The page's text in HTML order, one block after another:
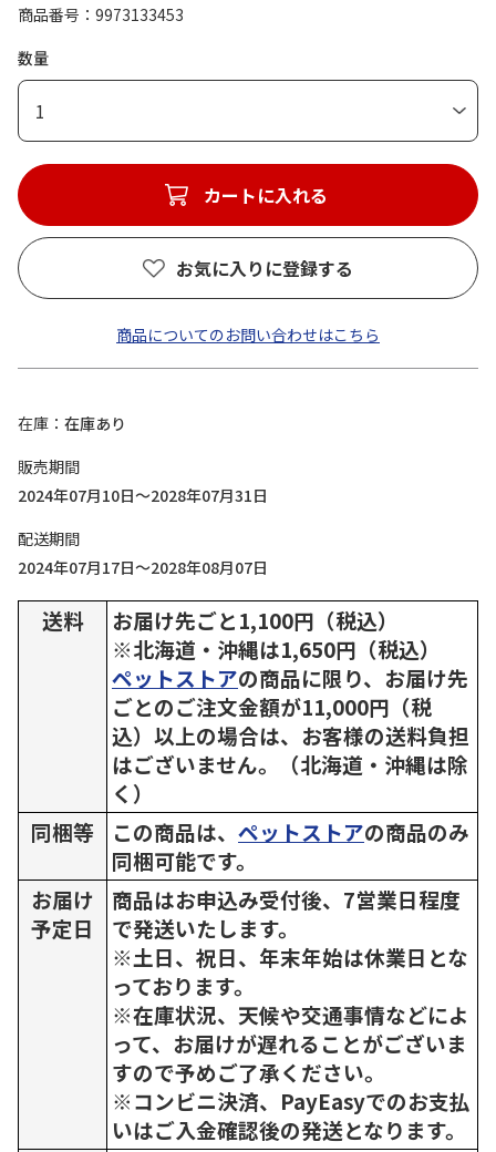
商品番号
9973133453
数量
1
カートに入れる
お気に入りに登録する
商品についてのお問い合わせはこちら
在庫
在庫あり
販売期間
2024年07月10日～2028年07月31日
配送期間
2024年07月17日～2028年08月07日
送料
お届け先ごと1,100円（税込）
※北海道・沖縄は1,650円（税込）
ペットストアの商品に限り、お届け先
ごとのご注文金額が11,000円（税
込）以上の場合は、お客様の送料負担
はございません。（北海道・沖縄は除
く）
同梱等
この商品は、 ペットストアの商品のみ
同梱可能です。
お届け
予定日
商品はお申込み受付後、7営業日程度
で発送いたします。
※土日、祝日、年末年始は休業日とな
っております。
※在庫状況、天候や交通事情などによ
って、お届けが遅れることがございま
すので予めご了承ください。
※コンビニ決済、PayEasyでのお支払
いはご入金確認後の発送となります。